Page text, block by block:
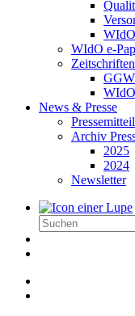
WIdO e-
Zeitschriften
GGW
News & Presse
Archiv
2025
2024
Newsletter